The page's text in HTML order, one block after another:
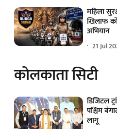
महिला
खिलाफ
अभियान
21 Jul
कोलकाता सिटी
डिजिटल
पश्चिम
लागू